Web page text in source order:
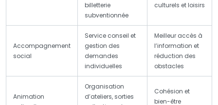
billetterie
subventionnée
culturels et loisirs
Accompagnement
social
Service conseil et
gestion des
demandes
individuelles
Meilleur accès à
l’information et
réduction des
obstacles
Animation
Organisation
d’ateliers, sorties
Cohésion et
bien-être